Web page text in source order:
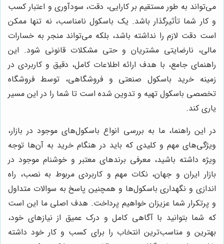
می‌تواند به طور مستقیم بر کارایی، دقت، سودآوری و اعتبار کسب
و کار شما تأثیرگذار باشد. یک باسکول نامناسب، نه تنها ممکن
است دقت لازم را نداشته باشد، بلکه می‌تواند منجر به خسارات
مالی، نارضایتی مشتریان و حتی مشکلات قانونی شود. این
راهنمای جامع، با هدف ارائه اطلاعات کامل، دقیق و کاربردی در
زمینه خرید باسکول صنعتی و فروشگاهی، توسط فروشگاه
تخصصی باسکول تهیه و تدوین شده است تا شما را در این مسیر
یاری کند.
در این راهنما، ما به بررسی انواع باسکول‌های موجود در بازار،
ویژگی‌های مهم و کلیدی که باید در هنگام خرید به آن‌ها توجه
ویژه داشته باشید، معرفی برندهای معتبر و خوشنام موجود در
بازار ایران و جهان، نکات مهم و کاربردی مربوط به نصب، راه
اندازی و نگهداری باسکول‌ها و همچنین پاسخ به سوالات متداول
و پرتکرار شما عزیزان خواهیم پرداخت. هدف اصلی ما این است
که شما بتوانید با آگاهی کامل و درک عمیق از نیازهای خود،
بهترین و مناسب‌ترین انتخاب را برای کسب و کار خود داشته